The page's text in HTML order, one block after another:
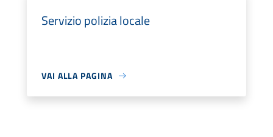
Servizio polizia locale
VAI ALLA PAGINA